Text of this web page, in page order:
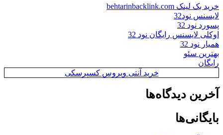
خرید بک لینک behtarinbacklink.com
لایسنس نود32
پسورد نود 32
اوکلی لایسنس رایگان نود 32
همیار نود 32
بهترین سئو
رایگان
خرید آنتی ویروس کسپرسکی
آخرین دیدگاه‌ها
بایگانی‌ها